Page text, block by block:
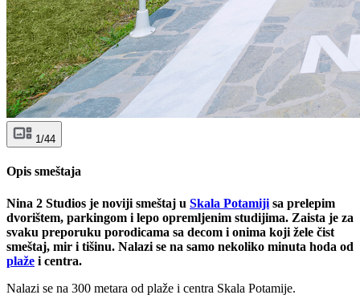
1/44
Opis smeštaja
Nina 2 Studios je noviji smeštaj u Skala Potamiji sa prelepim
dvorištem, parkingom i lepo opremljenim studijima. Zaista je za
svaku preporuku porodicama sa decom i onima koji žele čist
smeštaj, mir i tišinu. Nalazi se na samo nekoliko minuta hoda od
plaže i centra.
Nalazi se na 300 metara od plaže i centra Skala Potamije.